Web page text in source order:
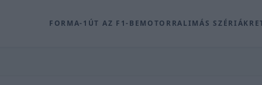
FORMA-1 ÚT AZ F1-BEMOTORRALIMÁS SZÉRIÁK